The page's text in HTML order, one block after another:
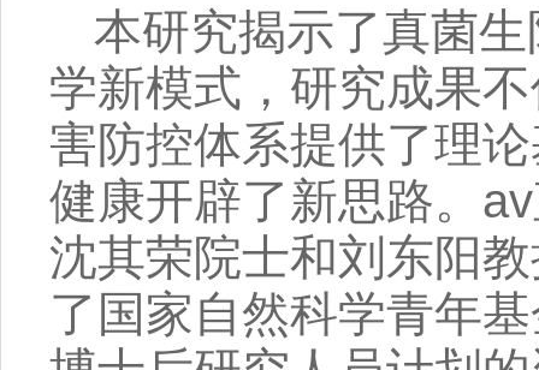
本研究揭示了真菌
学新模式，研究成果
害防控体系提供了理
健康开辟了新思路。
沈其荣院士和刘东阳
了国家自然科学青年